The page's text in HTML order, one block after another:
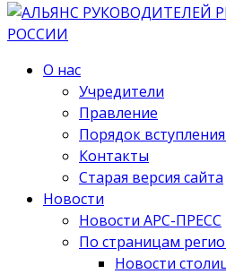
О нас
Учредители
Правление
Порядок
Контакты
Старая версия сайта
Новости
Новости АРС-ПРЕСС
По страницам
Новости